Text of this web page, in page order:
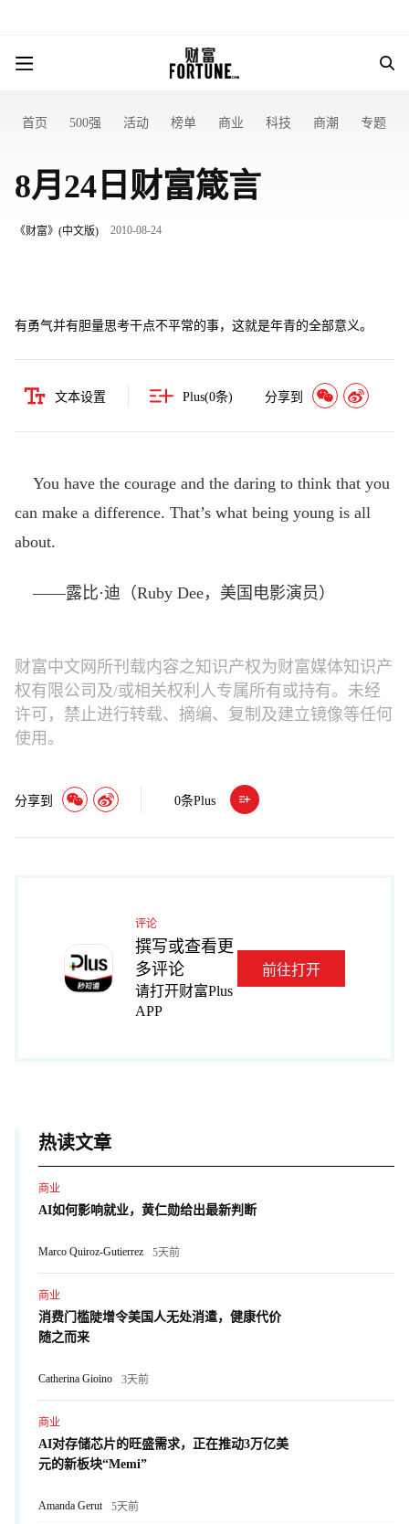
首页 500强 活动 榜单 商业 科技 商潮 专题
8月24日财富箴言
《财富》(中文版) 2010-08-24
有勇气并有胆量思考干点不平常的事，这就是年青的全部意义。
文本设置 Plus(0条) 分享到
You have the courage and the daring to think that you
can make a difference. That’s what being young is all
about.
——露比·迪（Ruby Dee，美国电影演员）
财富中文网所刊载内容之知识产权为财富媒体知识产
权有限公司及/或相关权利人专属所有或持有。未经
许可，禁止进行转载、摘编、复制及建立镜像等任何
使用。
分享到 0条Plus
评论
撰写或查看更
多评论
请打开财富Plus
APP
前往打开
热读文章
商业
AI如何影响就业，黄仁勋给出最新判断
Marco Quiroz-Gutierrez 5天前
商业
消费门槛陡增令美国人无处消遣，健康代价
随之而来
Catherina Gioino 3天前
商业
AI对存储芯片的旺盛需求，正在推动3万亿美
元的新板块“Memi”
Amanda Gerut 5天前